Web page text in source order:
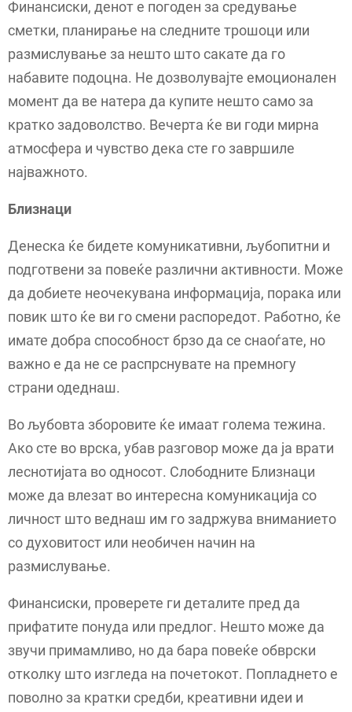
Финансиски, денот е погоден за средување
сметки, планирање на следните трошоци или
размислување за нешто што сакате да го
набавите подоцна. Не дозволувајте емоционален
момент да ве натера да купите нешто само за
кратко задоволство. Вечерта ќе ви годи мирна
атмосфера и чувство дека сте го завршиле
најважното.
Близнаци
Денеска ќе бидете комуникативни, љубопитни и
подготвени за повеќе различни активности. Може
да добиете неочекувана информација, порака или
повик што ќе ви го смени распоредот. Работно, ќе
имате добра способност брзо да се снаоѓате, но
важно е да не се распрснувате на премногу
страни одеднаш.
Во љубовта зборовите ќе имаат голема тежина.
Ако сте во врска, убав разговор може да ја врати
леснотијата во односот. Слободните Близнаци
може да влезат во интересна комуникација со
личност што веднаш им го задржува вниманието
со духовитост или необичен начин на
размислување.
Финансиски, проверете ги деталите пред да
прифатите понуда или предлог. Нешто може да
звучи примамливо, но да бара повеќе обврски
отколку што изгледа на почетокот. Попладнето е
поволно за кратки средби, креативни идеи и